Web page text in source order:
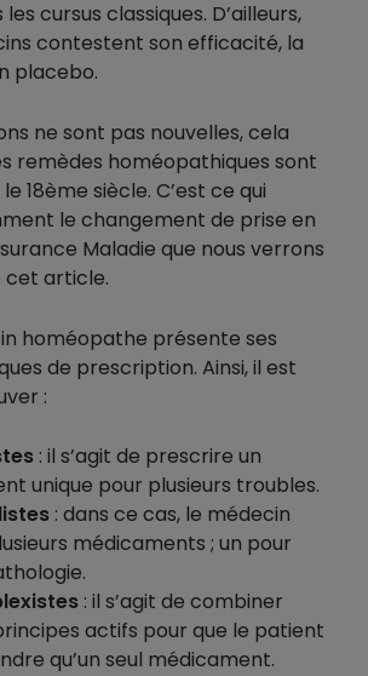
cursus classiques. D’ailleurs,
contestent son efficacité, la
placebo.
ne sont pas nouvelles, cela
remèdes homéopathiques sont
18ème siècle. C’est ce qui
le changement de prise en
Maladie que nous verrons
cet article.
homéopathe présente ses
de prescription. Ainsi, il est
:
: il s’agit de prescrire un
unique pour plusieurs troubles.
: dans ce cas, le médecin
médicaments ; un pour
: il s’agit de combiner
actifs pour que le patient
qu’un seul médicament.